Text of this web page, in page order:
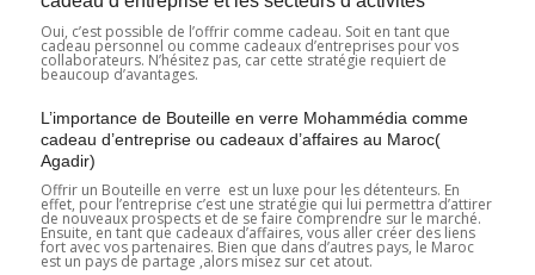
Oui, c’est possible de l’offrir comme cadeau. Soit en tant que
cadeau personnel ou comme cadeaux d’entreprises pour vos
collaborateurs. N’hésitez pas, car cette stratégie requiert de
beaucoup d’avantages.
L’importance de Bouteille en verre Mohammédia comme
cadeau d’entreprise ou cadeaux d’affaires au Maroc(
Agadir)
Offrir un Bouteille en verre est un luxe pour les détenteurs. En
effet, pour l’entreprise c’est une stratégie qui lui permettra d’attirer
de nouveaux prospects et de se faire comprendre sur le marché.
Ensuite, en tant que cadeaux d’affaires, vous aller créer des liens
fort avec vos partenaires. Bien que dans d’autres pays, le Maroc
est un pays de partage ,alors misez sur cet atout.